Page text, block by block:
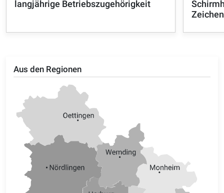
Aus den Regionen
langjährige Betriebszugehörigkeit